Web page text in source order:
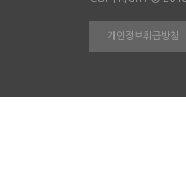
개인정보취급방침